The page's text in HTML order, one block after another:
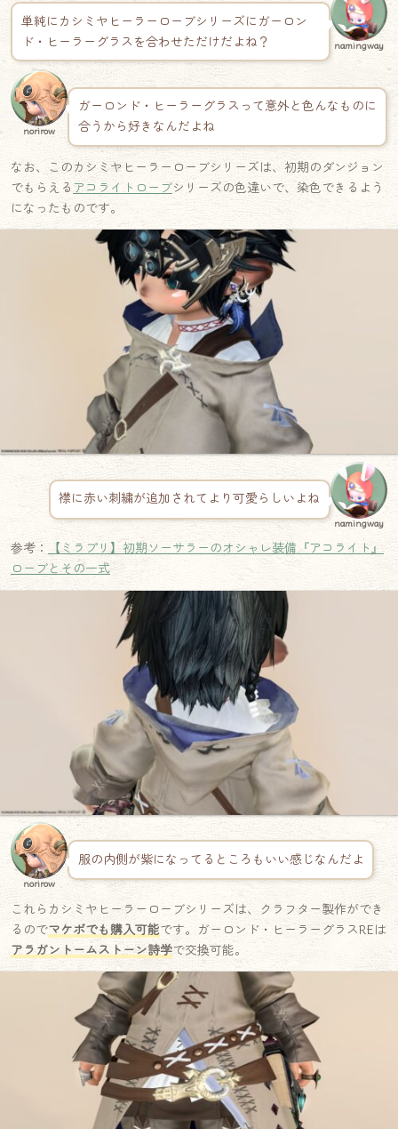
単純にカシミヤヒーラーローブシリーズにガーロン
ド・ヒーラーグラスを合わせただけだよね？
namingway
norirow
ガーロンド・ヒーラーグラスって意外と色んなものに
合うから好きなんだよね
なお、このカシミヤヒーラーローブシリーズは、初期のダンジョン
でもらえるアコライトローブシリーズの色違いで、染色できるよう
になったものです。
襟に赤い刺繍が追加されてより可愛らしいよね
namingway
参考：
【ミラプリ】初期ソーサラーのオシャレ装備『アコライト』
ローブとその一式
norirow
服の内側が紫になってるところもいい感じなんだよ
これらカシミヤヒーラーローブシリーズは、クラフター製作ができ
るのでマケボでも購入可能です。ガーロンド・ヒーラーグラスREは
アラガントームストーン詩学で交換可能。